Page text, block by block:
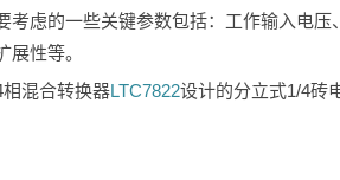
考虑的一些关键参数包括：工作输入电
展性等。
混合转换器LTC7822设计的分立式1/4砖